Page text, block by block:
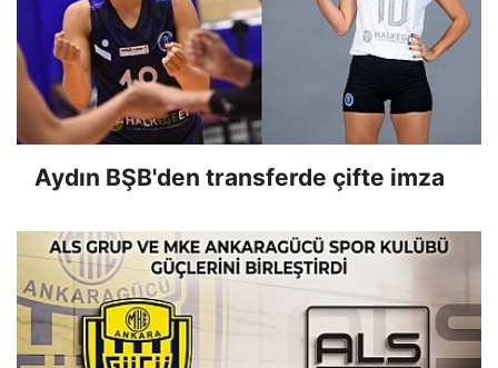
Aydın BŞB'den transferde çifte imza